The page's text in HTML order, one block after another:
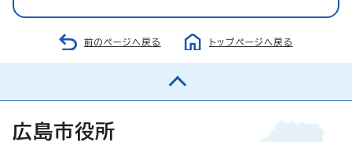
前のページへ戻る トップページへ戻る
広島市役所